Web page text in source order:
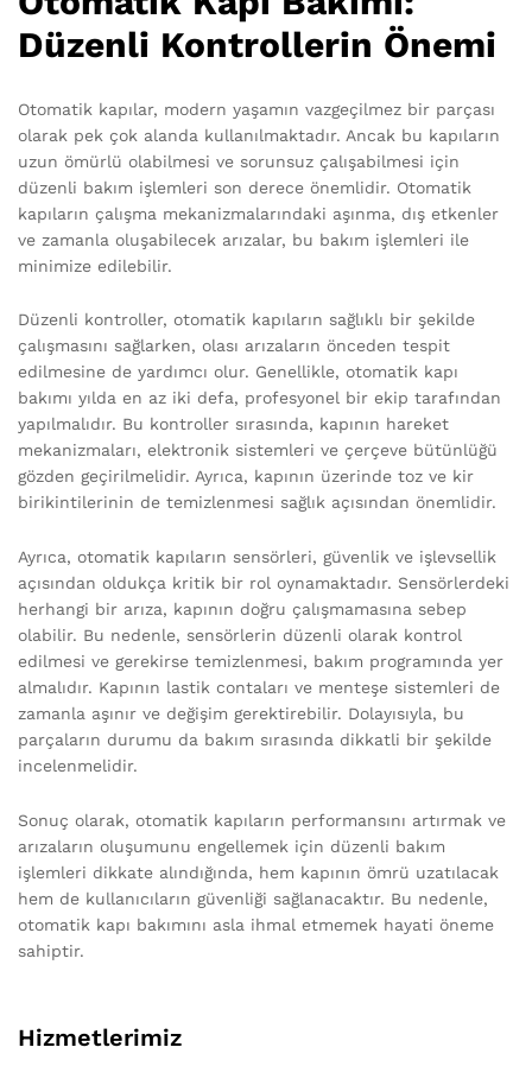
Düzenli Kontrollerin Önemi
Otomatik kapılar, modern yaşamın vazgeçilmez bir parçası
olarak pek çok alanda kullanılmaktadır. Ancak bu kapıların
uzun ömürlü olabilmesi ve sorunsuz çalışabilmesi için
düzenli bakım işlemleri son derece önemlidir. Otomatik
kapıların çalışma mekanizmalarındaki aşınma, dış etkenler
ve zamanla oluşabilecek arızalar, bu bakım işlemleri ile
minimize edilebilir.
Düzenli kontroller, otomatik kapıların sağlıklı bir şekilde
çalışmasını sağlarken, olası arızaların önceden tespit
edilmesine de yardımcı olur. Genellikle, otomatik kapı
bakımı yılda en az iki defa, profesyonel bir ekip tarafından
yapılmalıdır. Bu kontroller sırasında, kapının hareket
mekanizmaları, elektronik sistemleri ve çerçeve bütünlüğü
gözden geçirilmelidir. Ayrıca, kapının üzerinde toz ve kir
birikintilerinin de temizlenmesi sağlık açısından önemlidir.
Ayrıca, otomatik kapıların sensörleri, güvenlik ve işlevsellik
açısından oldukça kritik bir rol oynamaktadır. Sensörlerdeki
herhangi bir arıza, kapının doğru çalışmamasına sebep
olabilir. Bu nedenle, sensörlerin düzenli olarak kontrol
edilmesi ve gerekirse temizlenmesi, bakım programında yer
almalıdır. Kapının lastik contaları ve menteşe sistemleri de
zamanla aşınır ve değişim gerektirebilir. Dolayısıyla, bu
parçaların durumu da bakım sırasında dikkatli bir şekilde
incelenmelidir.
Sonuç olarak, otomatik kapıların performansını artırmak ve
arızaların oluşumunu engellemek için düzenli bakım
işlemleri dikkate alındığında, hem kapının ömrü uzatılacak
hem de kullanıcıların güvenliği sağlanacaktır. Bu nedenle,
otomatik kapı bakımını asla ihmal etmemek hayati öneme
sahiptir.
Hizmetlerimiz